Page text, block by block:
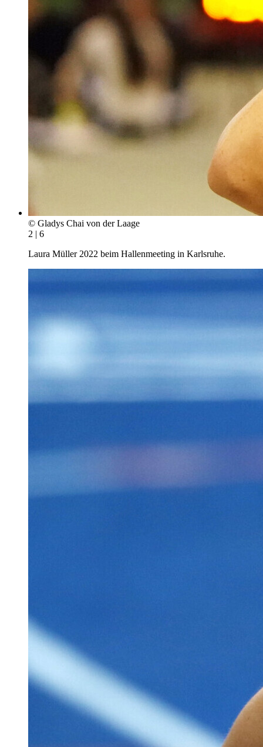
© Gladys Chai von der Laage
2 | 6
Laura Müller 2022 beim Hallenmeeting in Karlsruhe.